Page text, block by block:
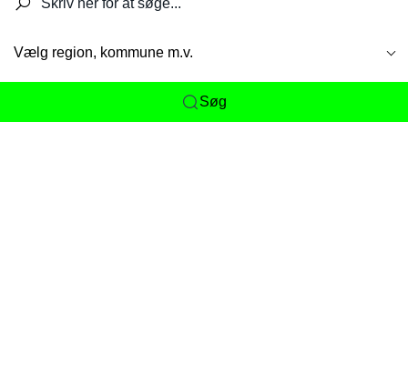
Vælg region, kommune m.v.
Søg